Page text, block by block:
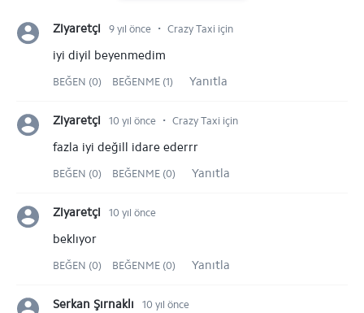
Ziyaretçi 9 yıl önce ⋅ Crazy Taxi için
iyi diyil beyenmedim
BEĞEN (0) BEĞENME (1) Yanıtla
Ziyaretçi 10 yıl önce ⋅ Crazy Taxi için
fazla iyi değill idare ederrr
BEĞEN (0) BEĞENME (0) Yanıtla
Ziyaretçi 10 yıl önce
beklıyor
BEĞEN (0) BEĞENME (0) Yanıtla
Serkan Şırnaklı 10 yıl önce